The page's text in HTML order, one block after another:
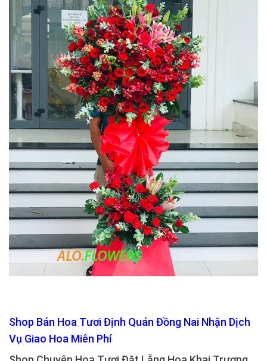
Shop Bán Hoa Tươi Định Quán Đồng Nai Nhận Dịch
Vụ Giao Hoa Miên Phí